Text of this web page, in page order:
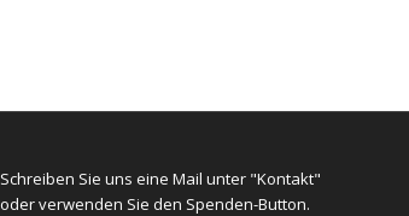
Schreiben Sie uns eine Mail unter "Kontakt"
oder verwenden Sie den Spenden-Button.